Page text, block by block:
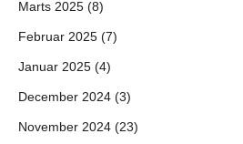
Marts 2025 (8)
Februar 2025 (7)
Januar 2025 (4)
December 2024 (3)
November 2024 (23)